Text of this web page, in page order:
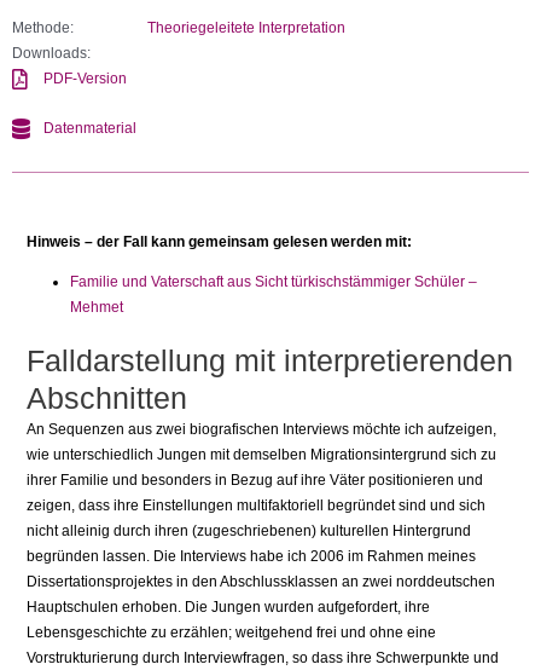
Methode:
Theoriegeleitete Interpretation
Downloads:
PDF-Version
Datenmaterial
Hinweis – der Fall kann gemeinsam gelesen werden mit:
Familie und Vaterschaft aus Sicht türkischstämmiger Schüler –
Mehmet
Falldarstellung mit interpretierenden
Abschnitten
An Sequenzen aus zwei biografischen In­terviews möchte ich aufzeigen,
wie unter­schiedlich Jungen mit demselben Migra­tionsintergrund sich zu
ihrer Familie und besonders in Bezug auf ihre Väter positio­nieren und
zeigen, dass ihre Einstellungen multifaktoriell begründet sind und sich
nicht alleinig durch ihren (zugeschriebe­nen) kulturellen Hintergrund
begründen lassen. Die Interviews habe ich 2006 im Rahmen meines
Dissertationsprojektes in den Abschlussklassen an zwei norddeut­schen
Hauptschulen erhoben. Die Jungen wurden aufgefordert, ihre
Lebensgeschich­te zu erzählen; weitgehend frei und ohne eine
Vorstrukturierung durch Interviewfra­gen, so dass ihre Schwerpunkte und